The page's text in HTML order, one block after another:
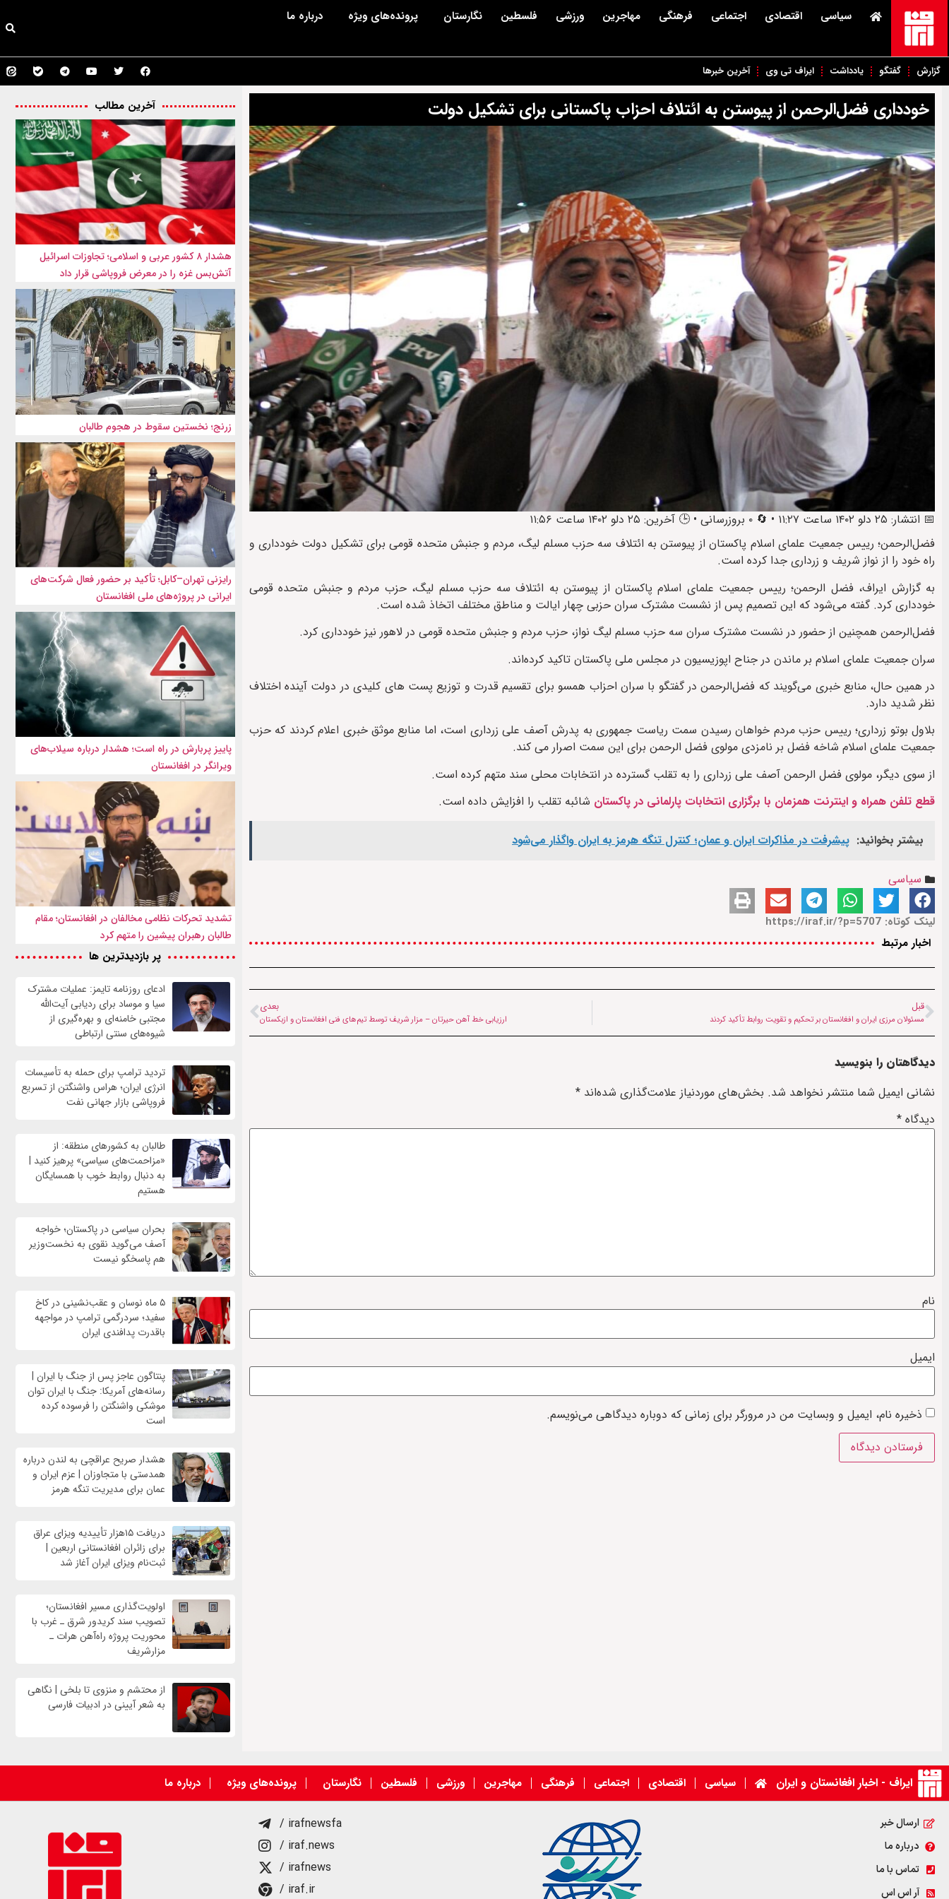
سیاسی اقتصادی اجتماعی فرهنگی مهاجرین ورزشی فلسطین نگارستان پرونده‌های ویژه درباره ما
گزارش گفتگو یادداشت ایراف تی وی آخرین خبرها
خودداری فضل‌الرحمن از پیوستن به ائتلاف احزاب پاکستانی برای تشکیل دولت
📅 انتشار: ۲۵ دلو ۱۴۰۲ ساعت ۱۱:۲۷ • 🔄 ۰ بروزرسانی • 🕒 آخرین: ۲۵ دلو ۱۴۰۲ ساعت ۱۱:۵۶
فضل‌الرحمن؛ رییس جمعیت علمای اسلام پاکستان از پیوستن به ائتلاف سه حزب مسلم لیگ، مردم و جنبش متحده قومی برای تشکیل دولت خودداری و
راه خود را از نواز شریف و زرداری جدا کرده است.
به گزارش ایراف، فضل الرحمن؛ رییس جمعیت علمای اسلام پاکستان از پیوستن به ائتلاف سه حزب مسلم لیگ، حزب مردم و جنبش متحده قومی
خودداری کرد. گفته می‌شود که این تصمیم پس از نشست مشترک سران حزبی چهار ایالت و مناطق مختلف اتخاذ شده است.
فضل‌الرحمن همچنین از حضور در نشست مشترک سران سه حزب مسلم لیگ نواز، حزب مردم و جنبش متحده قومی در لاهور نیز خودداری کرد.
سران جمعیت علمای اسلام بر ماندن در جناح اپوزیسیون در مجلس ملی پاکستان تاکید کرده‌اند.
در همین حال، منابع خبری می‌گویند که فضل‌الرحمن در گفتگو با سران احزاب همسو برای تقسیم قدرت و توزیع پست های کلیدی در دولت آینده اختلاف
نظر شدید دارد.
بلاول بوتو زرداری؛ رییس حزب مردم خواهان رسیدن سمت ریاست جمهوری به پدرش آصف علی زرداری است، اما منابع موثق خبری اعلام کردند که حزب
جمعیت علمای اسلام شاخه فضل بر نامزدی مولوی فضل الرحمن برای این سمت اصرار می کند.
از سوی دیگر، مولوی فضل الرحمن آصف علی زرداری را به تقلب گسترده در انتخابات محلی سند متهم کرده است.
قطع تلفن همراه و اینترنت همزمان با برگزاری انتخابات پارلمانی در پاکستان شائبه تقلب را افزایش داده است.
بیشتر بخوانید: پیشرفت در مذاکرات ایران و عمان؛ کنترل تنگه هرمز به ایران واگذار می‌شود
سیاسی
لینک کوتاه: https://iraf.ir/?p=5707
اخبار مرتبط
قبل
مسئولان مرزی ایران و افغانستان بر تحکیم و تقویت روابط تأکید کردند
بعدی
ارزیابی خط آهن حیرتان – مزار شریف توسط تیم‌های فنی افغانستان و ازبکستان
دیدگاهتان را بنویسید
نشانی ایمیل شما منتشر نخواهد شد. بخش‌های موردنیاز علامت‌گذاری شده‌اند *
دیدگاه *
نام
ایمیل
ذخیره نام، ایمیل و وبسایت من در مرورگر برای زمانی که دوباره دیدگاهی می‌نویسم.
آخرین مطالب
هشدار ۸ کشور عربی و اسلامی؛ تجاوزات اسرائیل
آتش‌بس غزه را در معرض فروپاشی قرار داد
زرنج؛ نخستین سقوط در هجوم طالبان
رایزنی تهران–کابل؛ تأکید بر حضور فعال شرکت‌های
ایرانی در پروژه‌های ملی افغانستان
پاییز پربارش در راه است؛ هشدار درباره سیلاب‌های
ویرانگر در افغانستان
تشدید تحرکات نظامی مخالفان در افغانستان؛ مقام
طالبان رهبران پیشین را متهم کرد
پر بازدیدترین ها
ادعای روزنامه تایمز: عملیات مشترک
سیا و موساد برای ردیابی آیت‌الله
مجتبی خامنه‌ای و بهره‌گیری از
شیوه‌های سنتی ارتباطی
تردید ترامپ برای حمله به تأسیسات
انرژی ایران؛ هراس واشنگتن از تسریع
فروپاشی بازار جهانی نفت
طالبان به کشورهای منطقه: از
«مزاحمت‌های سیاسی» پرهیز کنید |
به دنبال روابط خوب با همسایگان
هستیم
بحران سیاسی در پاکستان؛ خواجه
آصف می‌گوید نقوی به نخست‌وزیر
هم پاسخگو نیست
۵ ماه نوسان و عقب‌نشینی در کاخ
سفید؛ سردرگمی ترامپ در مواجهه
باقدرت پدافندی ایران
پنتاگون عاجز پس از جنگ با ایران |
رسانه‌های آمریکا: جنگ با ایران توان
موشکی واشنگتن را فرسوده کرده
است
هشدار صریح عراقچی به لندن درباره
همدستی با متجاوزان | عزم ایران و
عمان برای مدیریت تنگه هرمز
دریافت ۱۵هزار تأییدیه ویزای عراق
برای زائران افغانستانی اربعین |
ثبت‌نام ویزای ایران آغاز شد
اولویت‌گذاری مسیر افغانستان؛
تصویب سند کریدور شرق ـ غرب با
محوریت پروژه راه‌آهن هرات ـ
مزارشریف
از محتشم و منزوی تا بلخی | نگاهی
به شعر آیینی در ادبیات فارسی
ایراف - اخبار افغانستان و ایران سیاسی اقتصادی اجتماعی فرهنگی مهاجرین ورزشی فلسطین نگارستان پرونده‌های ویژه درباره ما
ارسال خبر
درباره ما
تماس با ما
آر اس اس
/ irafnewsfa
/ iraf.news
/ irafnews
/ iraf.ir